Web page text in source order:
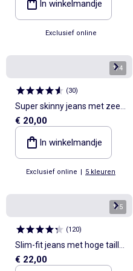
In winkelmandje
Exclusief online
1/4
(30)
Super skinny jeans met zeer
hoge taille - L32
€ 20,00
In winkelmandje
Exclusief online | 5 kleuren
1/5
(120)
Slim-fit jeans met hoge taille
- L32
€ 22,00